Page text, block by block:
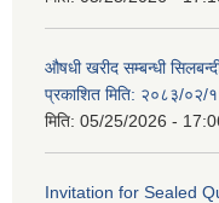
औषधी खरीद सम्बन्धी
प्रकाशित मिति: २०८३/०२/
मिति: 05/25/2026 -
Invitation for Sealed